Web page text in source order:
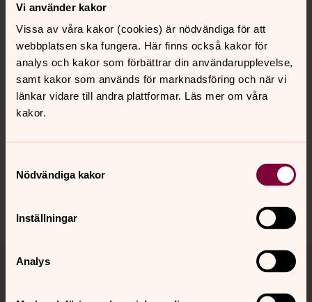
Vi använder kakor
Vissa av våra kakor (cookies) är nödvändiga för att
webbplatsen ska fungera. Här finns också kakor för
analys och kakor som förbättrar din användarupplevelse,
samt kakor som används för marknadsföring och när vi
länkar vidare till andra plattformar. Läs mer om våra
kakor.
Nödvändiga kakor
Inställningar
Analys
Kontakt
Kalender
Hitta snabbt
Sociala kanaler